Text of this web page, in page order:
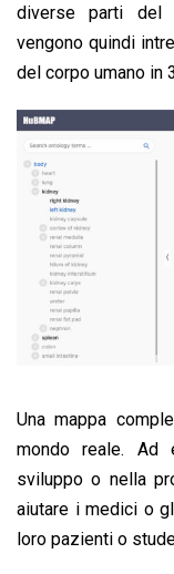
diverse parti del
vengono quindi
del corpo umano in
Una mappa
mondo reale. Ad
sviluppo o nella
aiutare i medici o
loro pazienti o